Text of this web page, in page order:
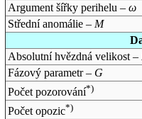
Argument šířky perihelu – ω
Střední anomálie – M
Absolutní hvězdná velikost –
Fázový parametr – G
Počet pozorování*)
Počet opozic*)